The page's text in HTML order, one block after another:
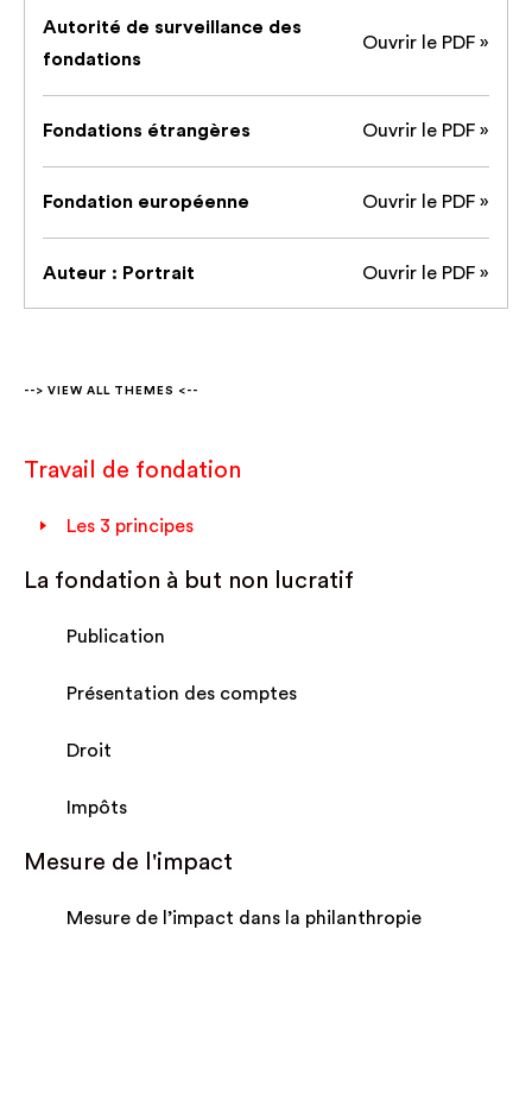
Autorité de surveillance des
fondations
Ouvrir le PDF »
Fondations étrangères Ouvrir le PDF »
Fondation européenne Ouvrir le PDF »
Auteur : Portrait Ouvrir le PDF »
--> VIEW ALL THEMES <--
Travail de fondation
Les 3 principes
La fondation à but non lucratif
Publication
Présentation des comptes
Droit
Impôts
Mesure de l'impact
Mesure de l’impact dans la philanthropie